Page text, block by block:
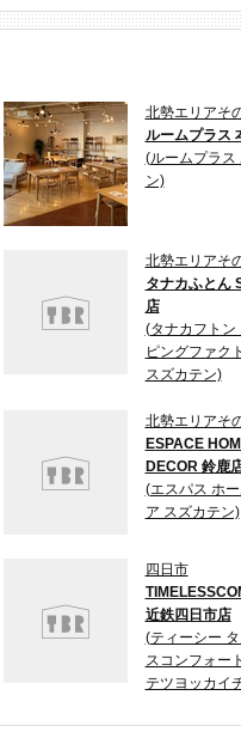
北勢エリアそ
ルームプラス
(ルームプラス
ン)
北勢エリアそ
タナカふとん
店
(タナカフトン
ピングファク
スズカテン)
北勢エリアそ
ESPACE
DECOR 鈴鹿
(エスパス ホ
ア スズカテン)
四日市
近鉄四日市店
(ティーシー
スコンフォー
テツヨッカイ